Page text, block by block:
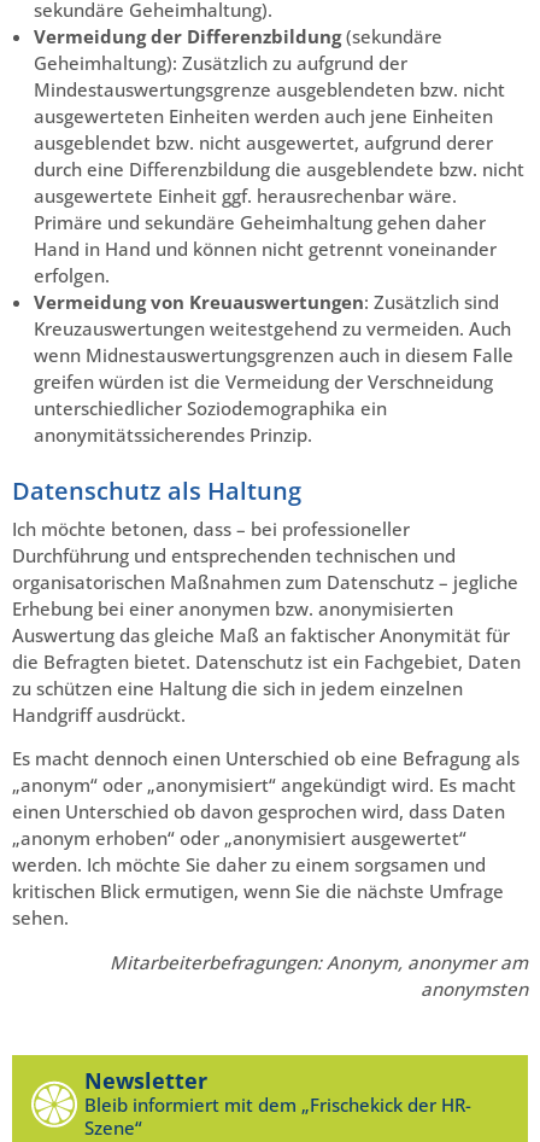
sekundäre Geheimhaltung).
Vermeidung der Differenzbildung(sekundäre
Geheimhaltung): Zusätzlich zu aufgrund der
Mindestauswertungsgrenze ausgeblendeten bzw. nicht
ausgewerteten Einheiten werden auch jene Einheiten
ausgeblendet bzw. nicht ausgewertet, aufgrund derer
durch eine Differenzbildung die ausgeblendete bzw. nicht
ausgewertete Einheit ggf. herausrechenbar wäre.
Primäre und sekundäre Geheimhaltung gehen daher
Hand in Hand und können nicht getrennt voneinander
erfolgen.
Vermeidung von Kreuauswertungen: Zusätzlich sind
Kreuzauswertungen weitestgehend zu vermeiden. Auch
wenn Midnestauswertungsgrenzen auch in diesem Falle
greifen würden ist die Vermeidung der Verschneidung
unterschiedlicher Soziodemographika ein
anonymitätssicherendes Prinzip.
Datenschutz als Haltung
Ich möchte betonen, dass – bei professioneller
Durchführung und entsprechenden technischen und
organisatorischen Maßnahmen zum Datenschutz – jegliche
Erhebung bei einer anonymen bzw. anonymisierten
Auswertung das gleiche Maß an faktischer Anonymität für
die Befragten bietet. Datenschutz ist ein Fachgebiet, Daten
zu schützen eine Haltung die sich in jedem einzelnen
Handgriff ausdrückt.
Es macht dennoch einen Unterschied ob eine Befragung als
„anonym“ oder „anonymisiert“ angekündigt wird. Es macht
einen Unterschied ob davon gesprochen wird, dass Daten
„anonym erhoben“ oder „anonymisiert ausgewertet“
werden. Ich möchte Sie daher zu einem sorgsamen und
kritischen Blick ermutigen, wenn Sie die nächste Umfrage
sehen.
Mitarbeiterbefragungen: Anonym, anonymer am
anonymsten
Newsletter
Bleib informiert mit dem „Frischekick der HR-
Szene“